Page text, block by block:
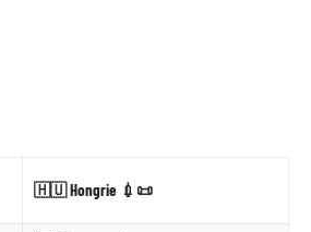
🇭🇺 Hongrie 💉📜